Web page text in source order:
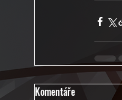
Komentáře